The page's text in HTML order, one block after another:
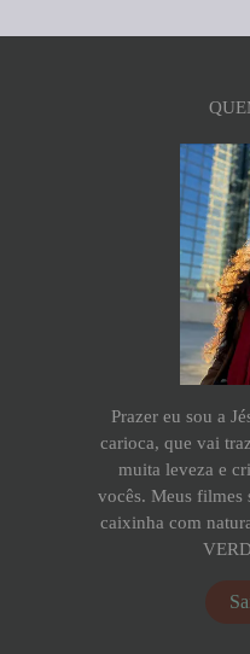
Prazer eu sou a
carioca, que vai
muita leveza e
vocês. Meus filmes
caixinha com